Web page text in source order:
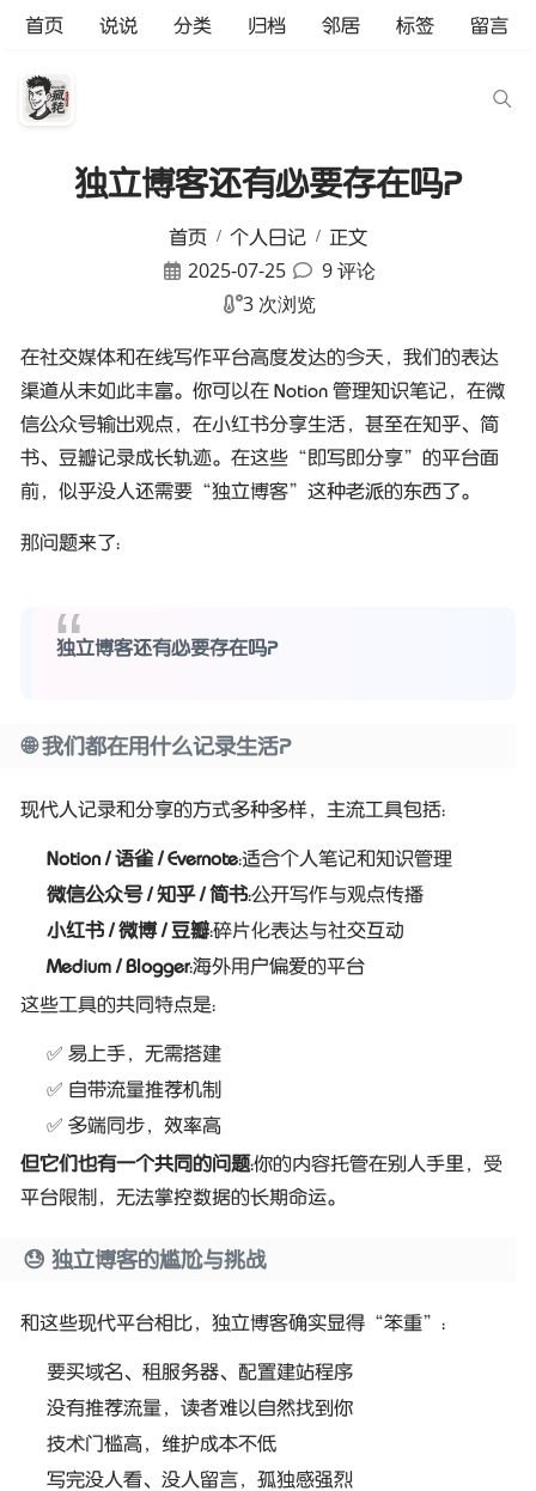
首页 说说 分类 归档 邻居 标签 留言
独立博客还有必要存在吗？
首页 个人日记 正文
2025-07-25
9 评论
3 次浏览
在社交媒体和在线写作平台高度发达的今天，我们的表达
渠道从未如此丰富。你可以在 Notion 管理知识笔记，在微
信公众号输出观点，在小红书分享生活，甚至在知乎、简
书、豆瓣记录成长轨迹。在这些“即写即分享”的平台面
前，似乎没人还需要“独立博客”这种老派的东西了。
那问题来了：
独立博客还有必要存在吗？
🌐 我们都在用什么记录生活？
现代人记录和分享的方式多种多样，主流工具包括：
Notion / 语雀 / Evernote：适合个人笔记和知识管理
微信公众号 / 知乎 / 简书：公开写作与观点传播
小红书 / 微博 / 豆瓣：碎片化表达与社交互动
Medium / Blogger：海外用户偏爱的平台
这些工具的共同特点是：
✅ 易上手，无需搭建
✅ 自带流量推荐机制
✅ 多端同步，效率高
但它们也有一个共同的问题：你的内容托管在别人手里，受
平台限制，无法掌控数据的长期命运。
😓 独立博客的尴尬与挑战
和这些现代平台相比，独立博客确实显得“笨重”：
要买域名、租服务器、配置建站程序
没有推荐流量，读者难以自然找到你
技术门槛高，维护成本不低
写完没人看、没人留言，孤独感强烈